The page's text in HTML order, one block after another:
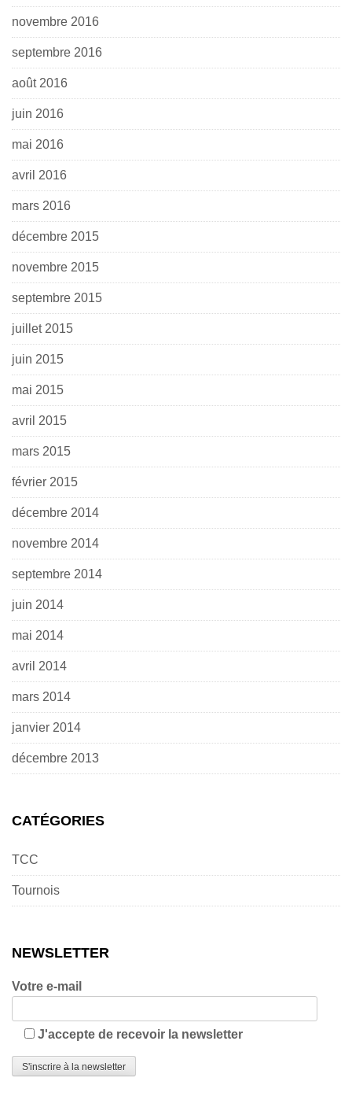
novembre 2016
septembre 2016
août 2016
juin 2016
mai 2016
avril 2016
mars 2016
décembre 2015
novembre 2015
septembre 2015
juillet 2015
juin 2015
mai 2015
avril 2015
mars 2015
février 2015
décembre 2014
novembre 2014
septembre 2014
juin 2014
mai 2014
avril 2014
mars 2014
janvier 2014
décembre 2013
CATÉGORIES
TCC
Tournois
NEWSLETTER
Votre e-mail
J'accepte de recevoir la newsletter